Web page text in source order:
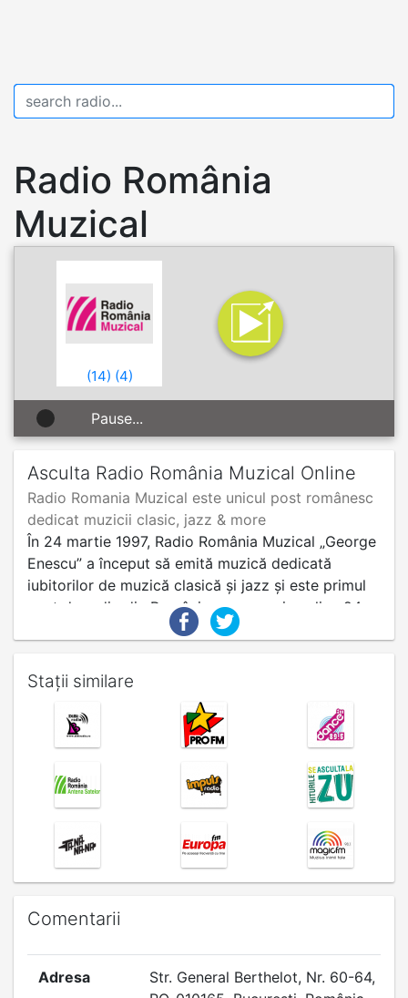
Radio România
Muzical
(14) (4)
Pause...
Asculta Radio România Muzical Online
Radio Romania Muzical este unicul post românesc
dedicat muzicii clasic, jazz & more
În 24 martie 1997, Radio România Muzical „George
Enescu” a început să emită muzică dedicată
iubitorilor de muzică clasică și jazz și este primul
post de radio din România care a emis online 24
din 24 zi de zi. Dacă vă doriți să vă delectați cu
tradițională, operetă, muzică de cameră sau
muzică simfonică, atunci Radio România Muzical
este alegerea perfectă. Este necesar să știți că pe
acest post puteți să vă bucurați de transmisii live
de la concerte din țară sau din străinătate, dar
puteți accesa și arhiva evenimentelor cu nume
recunoscute la nivel național și internațional.
Stații similare
Comentarii
Adresa
Str. General Berthelot, Nr. 60-64,